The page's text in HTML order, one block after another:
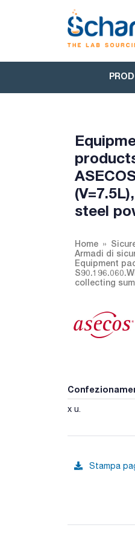
steel
Home
Armadi di
Equipment
collecting
x u.
Stampa